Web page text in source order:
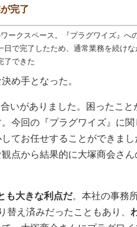
完了
ークスペース。『プラグワイズ』へ
日で完了したため、通常業務を続けな
了できた
め手となった。
いがありました。困ったこと
今回の『プラグワイズ』に関
てお任せすることができまし
点から結果的に大塚商会さん
も大きな利点だ。本社の事務
え済みだったこともあり、